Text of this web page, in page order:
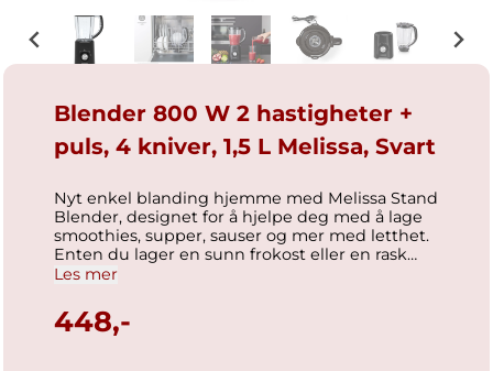
Blender 800 W 2 hastigheter +
puls, 4 kniver, 1,5 L Melissa, Svart
Nyt enkel blanding hjemme med Melissa Stand
Blender, designet for å hjelpe deg med å lage
smoothies, supper, sauser og mer med letthet.
Enten du lager en sunn frokost eller en rask
middag, gir denne allsidige 1,5 liters blenderen
og brukervennlig design. Den lette, men
holdbare plastkannen tilbyr den perfekte
Les mer
448,-